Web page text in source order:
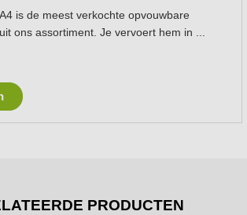
is de meest verkochte opvouwbare
ons assortiment. Je vervoert hem in ...
PRODUCTEN